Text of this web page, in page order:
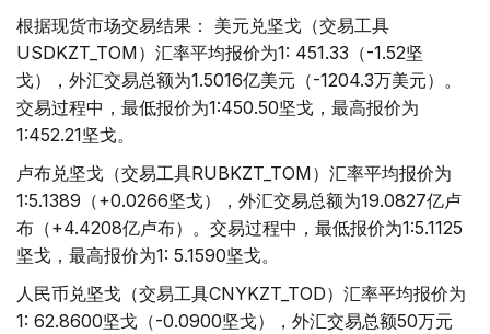
根据现货市场交易结果： 美元兑坚戈（交易工具
USDKZT_TOM）汇率平均报价为1: 451.33（-1.52坚
戈），外汇交易总额为1.5016亿美元（-1204.3万美元）。
交易过程中，最低报价为1:450.50坚戈，最高报价为
1:452.21坚戈。
卢布兑坚戈（交易工具RUBKZT_TOM）汇率平均报价为
1:5.1389（+0.0266坚戈），外汇交易总额为19.0827亿卢
布（+4.4208亿卢布）。交易过程中，最低报价为1:5.1125
坚戈，最高报价为1: 5.1590坚戈。
人民币兑坚戈（交易工具CNYKZT_TOD）汇率平均报价为
1: 62.8600坚戈（-0.0900坚戈），外汇交易总额50万元